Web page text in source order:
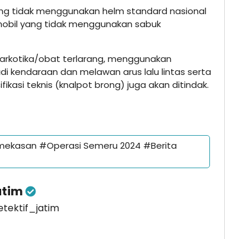
tidak menggunakan helm standard nasional
yang tidak menggunakan sabuk
obat terlarang, menggunakan
kendaraan dan melawan arus lalu lintas serta
teknis (knalpot brong) juga akan ditindak.
#Operasi Semeru 2024 #Berita